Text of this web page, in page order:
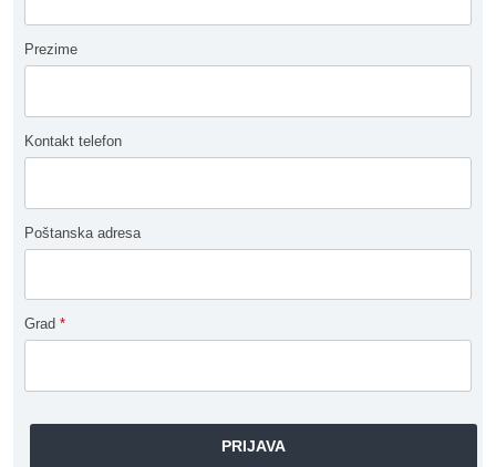
Prezime
Kontakt telefon
Poštanska adresa
Grad *